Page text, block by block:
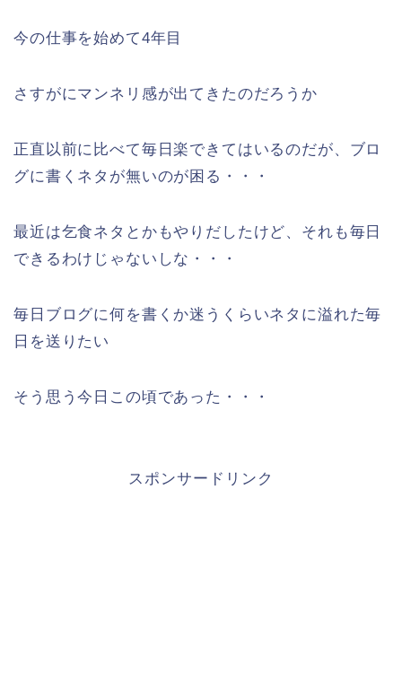
今の仕事を始めて4年目
さすがにマンネリ感が出てきたのだろうか
正直以前に比べて毎日楽できてはいるのだが、ブロ
グに書くネタが無いのが困る・・・
最近は乞食ネタとかもやりだしたけど、それも毎日
できるわけじゃないしな・・・
毎日ブログに何を書くか迷うくらいネタに溢れた毎
日を送りたい
そう思う今日この頃であった・・・
スポンサードリンク